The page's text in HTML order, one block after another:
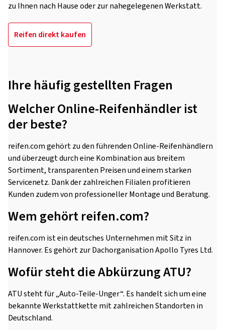
zu Ihnen nach Hause oder zur nahegelegenen Werkstatt.
Reifen direkt kaufen
Ihre häufig gestellten Fragen
Welcher Online-Reifenhändler ist
der beste?
reifen.com gehört zu den führenden Online-Reifenhändlern
und überzeugt durch eine Kombination aus breitem
Sortiment, transparenten Preisen und einem starken
Servicenetz. Dank der zahlreichen Filialen profitieren
Kunden zudem von professioneller Montage und Beratung.
Wem gehört reifen.com?
reifen.com ist ein deutsches Unternehmen mit Sitz in
Hannover. Es gehört zur Dachorganisation Apollo Tyres Ltd.
Wofür steht die Abkürzung ATU?
ATU steht für „Auto-Teile-Unger“. Es handelt sich um eine
bekannte Werkstattkette mit zahlreichen Standorten in
Deutschland.